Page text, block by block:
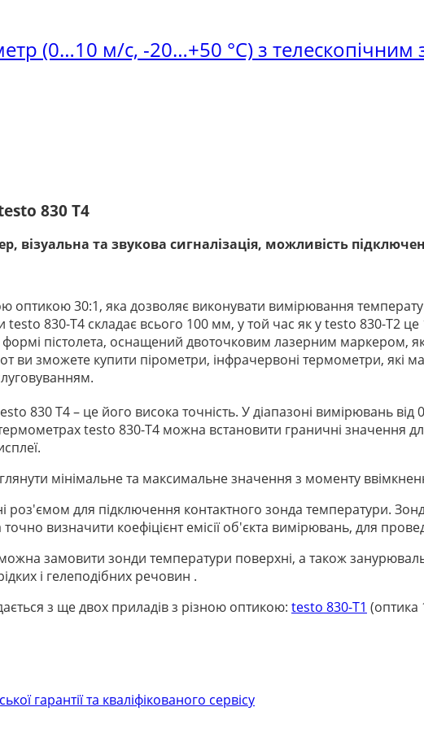
(0…10 м/с, -20…+50 °С) з телескопічним
830 T4
та звукова сигналізація, можливість
30:1, яка дозволяє виконувати вимірювання
testo 830-T4 складає всього 100 мм, у той час як у testo 830-T2
пістолета, оснащений двоточковим лазерним маркером,
ви зможете купити пірометри, інфрачервоні термометри, які
830 T4 – це його висока точність. У діапазоні вимірювань від
testo 830-T4 можна встановити граничні значення
мінімальне та максимальне значення з моменту
роз'ємом для підключення контактного зонда температури.
визначити коефіцієнт емісії об'єкта вимірювань, для
замовити зонди температури поверхні, а також
і гелеподібних речовин .
з ще двох приладів з різною оптикою: testo 830-Т1 (оптика
гарантії та кваліфікованого сервісу